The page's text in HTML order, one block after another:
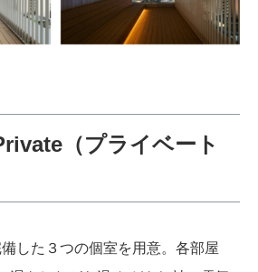
（プライベート
した３つの個室を用意。各部屋